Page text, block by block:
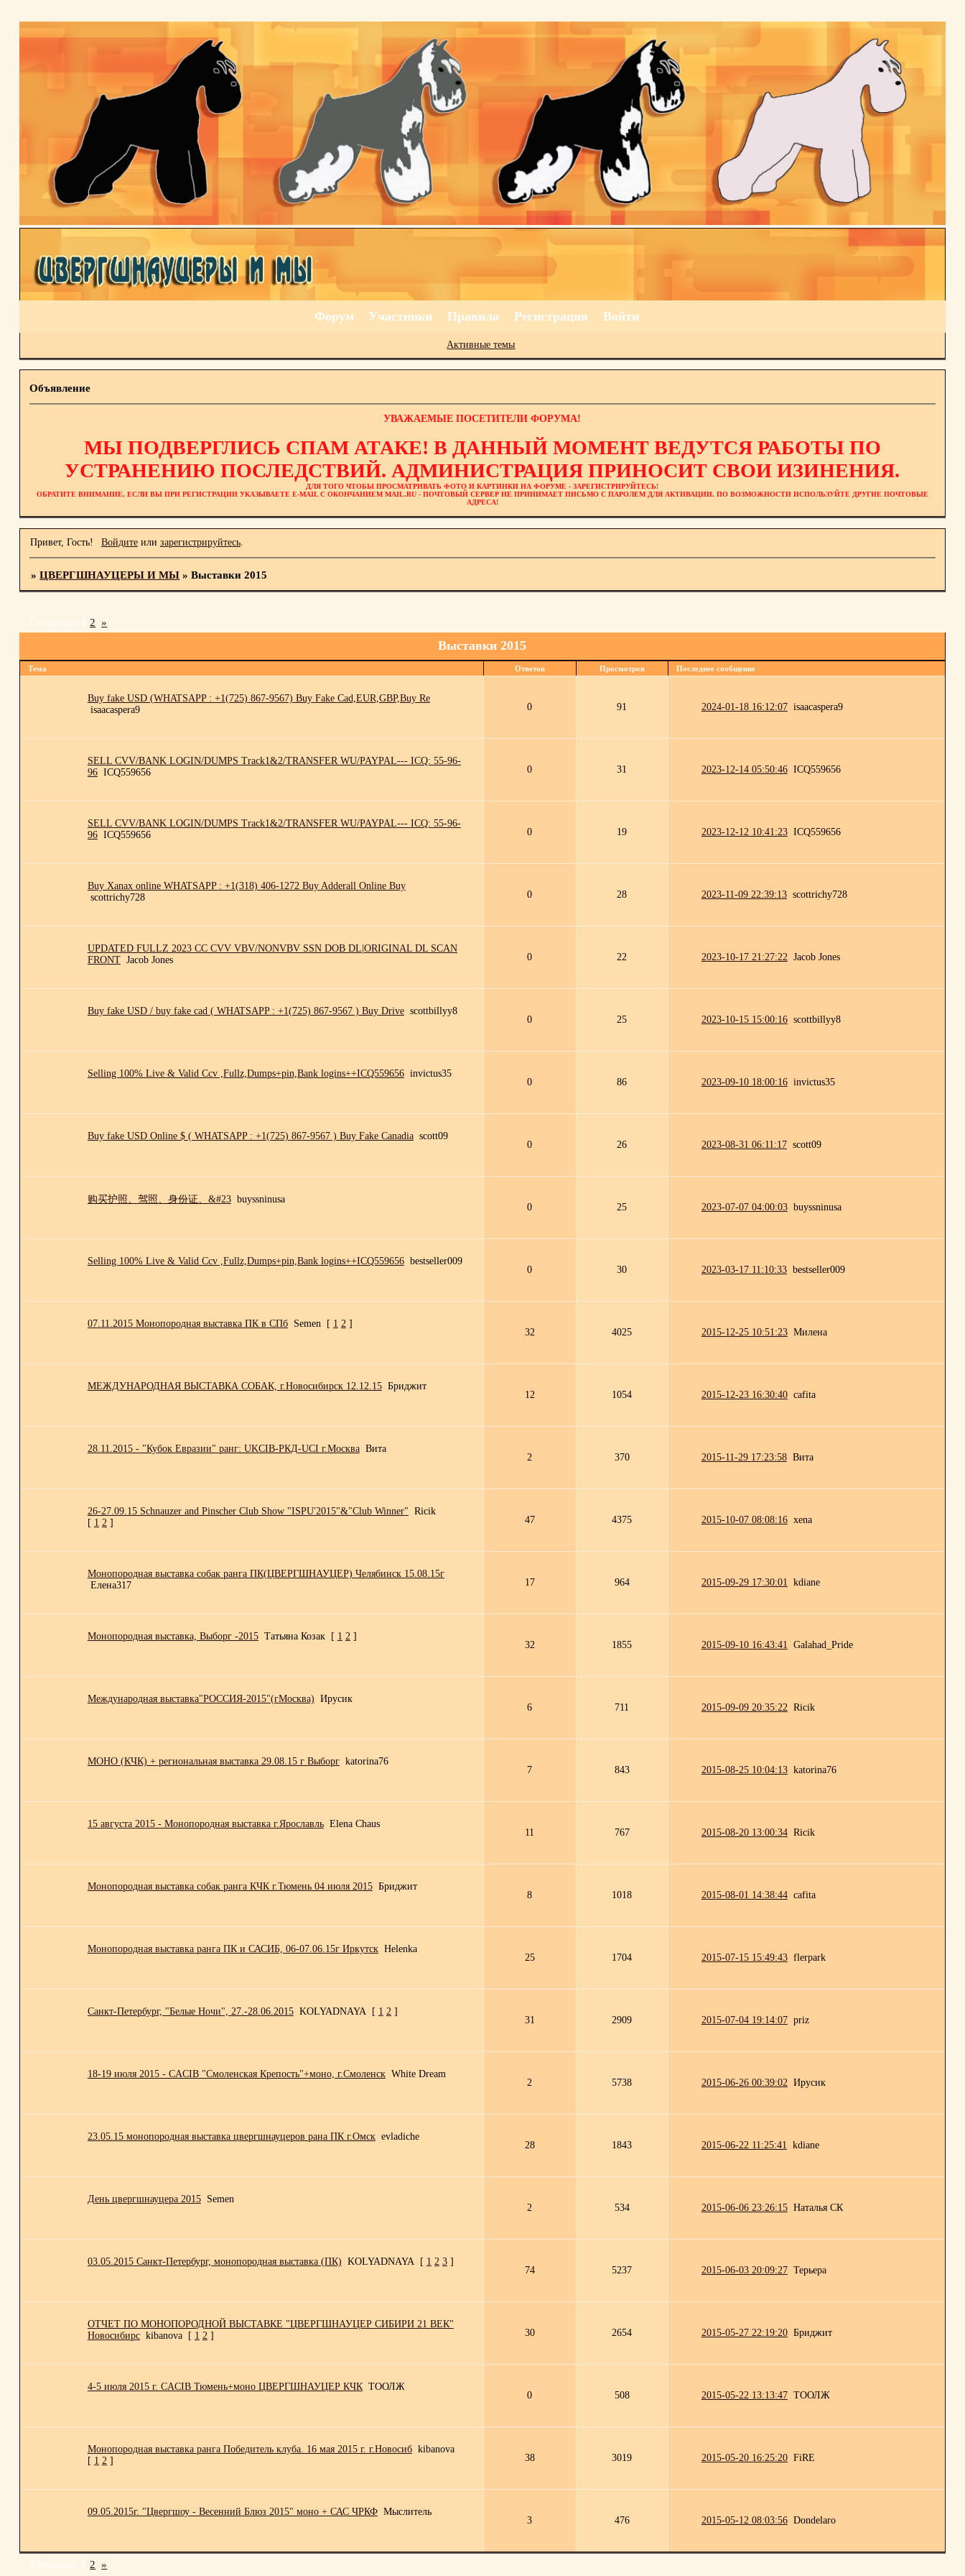
Форум Участники Правила Регистрация Войти
Активные темы
Объявление
УВАЖАЕМЫЕ ПОСЕТИТЕЛИ ФОРУМА!
МЫ ПОДВЕРГЛИСЬ СПАМ АТАКЕ! В ДАННЫЙ МОМЕНТ ВЕДУТСЯ РАБОТЫ ПО
УСТРАНЕНИЮ ПОСЛЕДСТВИЙ. АДМИНИСТРАЦИЯ ПРИНОСИТ СВОИ ИЗИНЕНИЯ.
ДЛЯ ТОГО ЧТОБЫ ПРОСМАТРИВАТЬ ФОТО И КАРТИНКИ НА ФОРУМЕ - ЗАРЕГИСТРИРУЙТЕСЬ!
ОБРАТИТЕ ВНИМАНИЕ, ЕСЛИ ВЫ ПРИ РЕГИСТРАЦИИ УКАЗЫВАЕТЕ E-MAIL С ОКОНЧАНИЕМ MAIL.RU - ПОЧТОВЫЙ СЕРВЕР НЕ ПРИНИМАЕТ ПИСЬМО С ПАРОЛЕМ ДЛЯ АКТИВАЦИИ. ПО ВОЗМОЖНОСТИ ИСПОЛЬЗУЙТЕ ДРУГИЕ ПОЧТОВЫЕ
АДРЕСА!
Привет, Гость! Войдитеили зарегистрируйтесь.
»ЦВЕРГШНАУЦЕРЫ И МЫ »Выставки 2015
Выставки 2015
Страница: 1 2 »
Тема Ответов Просмотров Последнее сообщение
Buy fake USD (WHATSAPP : +1(725) 867-9567) Buy Fake Cad,EUR,GBP,Buy Re
isaacaspera9
0 91 2024-01-18 16:12:07 isaacaspera9
SELL CVV/BANK LOGIN/DUMPS Track1&2/TRANSFER WU/PAYPAL--- ICQ: 55-96-
96 ICQ559656 0 31 2023-12-14 05:50:46 ICQ559656
SELL CVV/BANK LOGIN/DUMPS Track1&2/TRANSFER WU/PAYPAL--- ICQ: 55-96-
96 ICQ559656 0 19 2023-12-12 10:41:23 ICQ559656
Buy Xanax online WHATSAPP : +1(318) 406-1272 Buy Adderall Online Buy
scottrichy728
0 28 2023-11-09 22:39:13 scottrichy728
UPDATED FULLZ 2023 CC CVV VBV/NONVBV SSN DOB DL|ORIGINAL DL SCAN
FRONT Jacob Jones 0 22 2023-10-17 21:27:22 Jacob Jones
Buy fake USD / buy fake cad ( WHATSAPP : +1(725) 867-9567 ) Buy Drive scottbillyy8
0
25 2023-10-15 15:00:16 scottbillyy8
Selling 100% Live & Valid Ccv ,Fullz,Dumps+pin,Bank logins++ICQ559656 invictus35
0
86 2023-09-10 18:00:16 invictus35
Buy fake USD Online $ ( WHATSAPP : +1(725) 867-9567 ) Buy Fake Canadia scott09
0
26 2023-08-31 06:11:17 scott09
购买护照、驾照、身份证、&#23 buyssninusa
0 25 2023-07-07 04:00:03 buyssninusa
Selling 100% Live & Valid Ccv ,Fullz,Dumps+pin,Bank logins++ICQ559656 bestseller009
0
30 2023-03-17 11:10:33 bestseller009
07.11.2015 Монопородная выставка ПК в СПб Semen [ 1 2 ]
32
4025 2015-12-25 10:51:23 Милена
МЕЖДУНАРОДНАЯ ВЫСТАВКА СОБАК, г.Новосибирск 12.12.15 Бриджит
12
1054 2015-12-23 16:30:40 cafita
28.11.2015 - "Кубок Евразии" ранг: UKCIB-РКД-UCI г.Москва Вита
2
370 2015-11-29 17:23:58 Вита
26-27.09.15 Schnauzer and Pinscher Club Show "ISPU'2015"&"Club Winner" Ricik
[ 1 2 ] 47 4375 2015-10-07 08:08:16 xena
Монопородная выставка собак ранга ПК(ЦВЕРГШНАУЦЕР) Челябинск 15.08.15г
Елена317
17 964 2015-09-29 17:30:01 kdiane
Монопородная выставка, Выборг -2015 Татьяна Козак [ 1 2 ]
32
1855 2015-09-10 16:43:41 Galahad_Pride
Международная выставка"РОССИЯ-2015"(гМосква) Ирусик
6
711 2015-09-09 20:35:22 Ricik
МОНО (КЧК) + региональная выставка 29.08.15 г Выборг katorina76
7
843 2015-08-25 10:04:13 katorina76
15 августа 2015 - Монопородная выставка г.Ярославль Elena Chaus
11
767 2015-08-20 13:00:34 Ricik
Монопородная выставка собак ранга КЧК г.Тюмень 04 июля 2015 Бриджит
8
1018 2015-08-01 14:38:44 cafita
Монопородная выставка ранга ПК и САСИБ, 06-07.06.15г Иркутск Helenka
25
1704 2015-07-15 15:49:43 flerpark
Санкт-Петербург, "Белые Ночи", 27.-28.06.2015 KOLYADNAYA [ 1 2 ]
31
2909 2015-07-04 19:14:07 priz
18-19 июля 2015 - CACIB "Смоленская Крепость"+моно, г.Смоленск White Dream
2
5738 2015-06-26 00:39:02 Ирусик
23.05.15 монопородная выставка цвергшнауцеров рана ПК г.Омск evladiche
28
1843 2015-06-22 11:25:41 kdiane
День цвергшнауцера 2015
Semen
2
534 2015-06-06 23:26:15 Наталья СК
03.05.2015 Санкт-Петербург, монопородная выставка (ПК) KOLYADNAYA [ 1 2 3 ]
74
5237 2015-06-03 20:09:27 Терьера
ОТЧЕТ ПО МОНОПОРОДНОЙ ВЫСТАВКЕ "ЦВЕРГШНАУЦЕР СИБИРИ 21 ВЕК"
Новосибирс kibanova [ 1 2 ] 30 2654 2015-05-27 22:19:20 Бриджит
4-5 июля 2015 г. CACIB Тюмень+моно ЦВЕРГШНАУЦЕР КЧК ТООЛЖ
0
508 2015-05-22 13:13:47 ТООЛЖ
Монопородная выставка ранга Победитель клуба. 16 мая 2015 г. г.Новосиб kibanova
[ 1 2 ] 38 3019 2015-05-20 16:25:20 FiRE
09.05.2015г. "Цвергшоу - Весенний Блюз 2015" моно + САС ЧРКФ Мыслитель
3
476 2015-05-12 08:03:56 Dondelaro
Страница: 1 2 »